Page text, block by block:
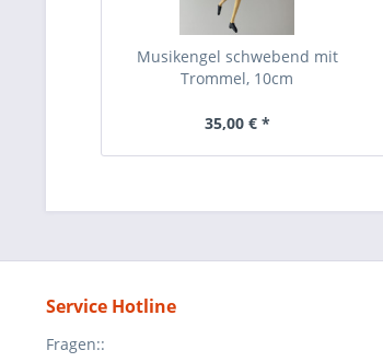
Musikengel schwebend mit
Trommel, 10cm
35,00 € *
Service Hotline
Fragen::